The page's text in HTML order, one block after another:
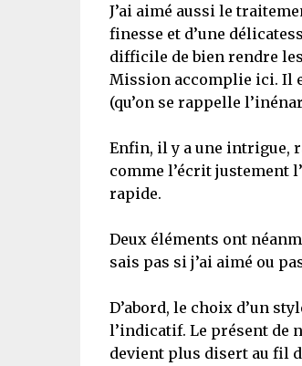
J’ai aimé aussi le
finesse et d’une
difficile de bien rendre
Mission accomplie ici. Il
(qu’on se rappelle
Enfin, il y a une intrigue,
comme l’écrit justement
rapide.
Deux éléments ont
sais pas si j’ai aimé ou
D’abord, le choix d’un
l’indicatif. Le présent de
devient plus disert au fil